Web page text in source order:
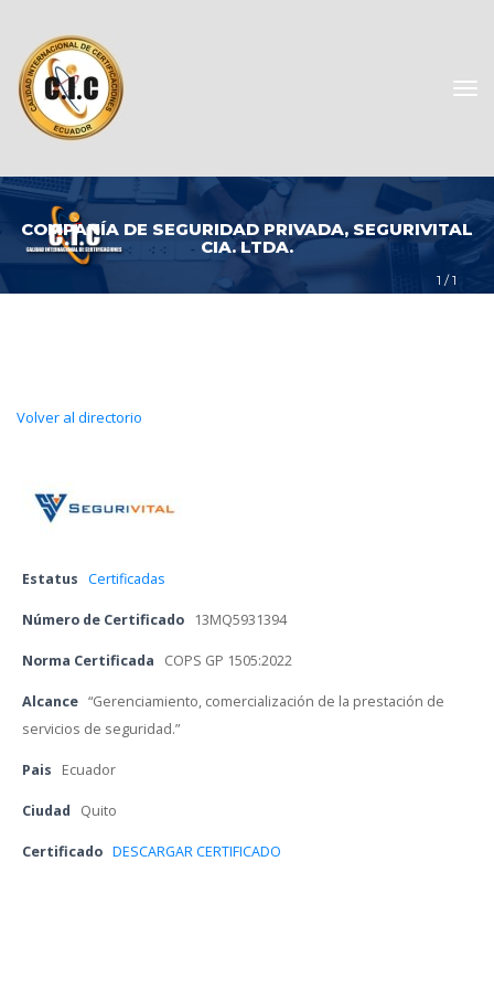
1 / 1
COMPANÍA DE SEGURIDAD PRIVADA, SEGURIVITAL
CIA. LTDA.
Volver al directorio
Estatu Certificada
Número de Certificado 13MQ5931394
Norma Certificada COPS GP 1505:2022
Alcance “Gerenciamiento, comercialización de la prestación de
ervicios de seguridad.”
Pai Ecuador
Ciudad Quito
Certificado DESCARGAR CERTIFICADO